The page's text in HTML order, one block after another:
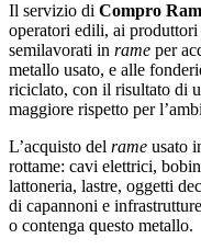
Il servizio di Compro
operatori edili, ai
semilavorati in rame per
metallo usato, e alle
riciclato, con il risultato di
maggiore rispetto per
L’acquisto del rame usato
rottame: cavi elettrici,
lattoneria, lastre, oggetti
di capannoni e
o contenga questo metallo.